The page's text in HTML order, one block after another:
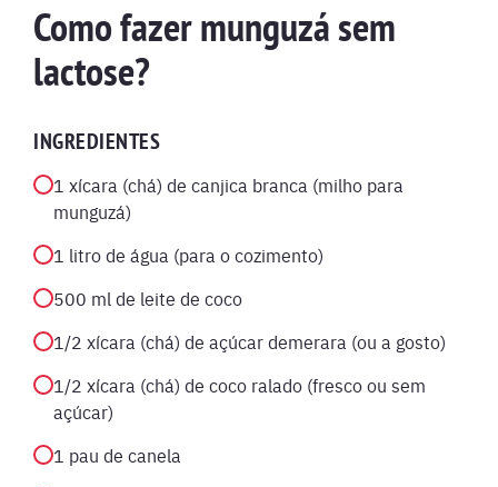
Como fazer munguzá sem
lactose?
INGREDIENTES
1 xícara (chá) de canjica branca (milho para
munguzá)
1 litro de água (para o cozimento)
500 ml de leite de coco
1/2 xícara (chá) de açúcar demerara (ou a gosto)
1/2 xícara (chá) de coco ralado (fresco ou sem
açúcar)
1 pau de canela